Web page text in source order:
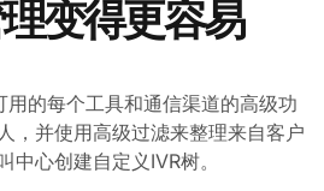
变得更容易
的每个工具和通信渠道的高级功
，并使用高级过滤来整理来自客户
中心创建自定义IVR树。